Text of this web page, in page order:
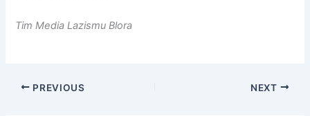
Tim MediaLazismu Blora
PREVIOUS NEXT